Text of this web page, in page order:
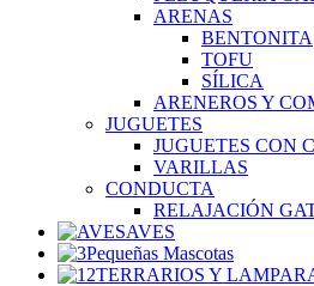
ARENAS
BENTONITA
TOFU
SÍLICA
ARENEROS Y
JUGUETES
JUGUETES CON
VARILLAS
CONDUCTA
RELAJACIÓN
AVES
Pequeñas Mascotas
TERRARIOS Y